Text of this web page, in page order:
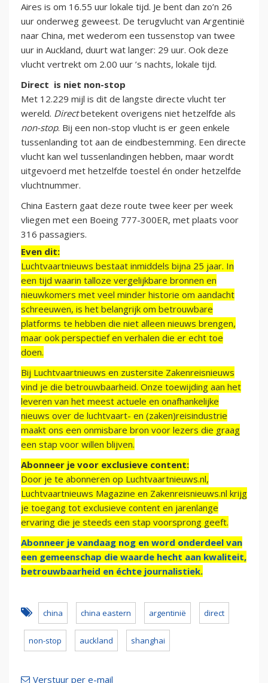
Aires is om 16.55 uur lokale tijd. Je bent dan zo’n 26
uur onderweg geweest. De terugvlucht van Argentinië
naar China, met wederom een tussenstop van twee
uur in Auckland, duurt wat langer: 29 uur. Ook deze
vlucht vertrekt om 2.00 uur ’s nachts, lokale tijd.
Direct is niet non-stop
Met 12.229 mijl is dit de langste directe vlucht ter
wereld. Directbetekent overigens niet hetzelfde als
non-stop. Bij een non-stop vlucht is er geen enkele
tussenlanding tot aan de eindbestemming. Een directe
vlucht kan wel tussenlandingen hebben, maar wordt
uitgevoerd met hetzelfde toestel én onder hetzelfde
vluchtnummer.
China Eastern gaat deze route twee keer per week
vliegen met een Boeing 777-300ER, met plaats voor
316 passagiers.
Even dit:
Luchtvaartnieuws bestaat inmiddels bijna 25 jaar. In
een tijd waarin talloze vergelijkbare bronnen en
nieuwkomers met veel minder historie om aandacht
schreeuwen, is het belangrijk om betrouwbare
platforms te hebben die niet alleen nieuws brengen,
maar ook perspectief en verhalen die er echt toe
doen.
Bij Luchtvaartnieuws en zustersite Zakenreisnieuws
vind je die betrouwbaarheid. Onze toewijding aan het
leveren van het meest actuele en onafhankelijke
nieuws over de luchtvaart- en (zaken)reisindustrie
maakt ons een onmisbare bron voor lezers die graag
een stap voor willen blijven.
Abonneer je voor exclusieve content:
Door je te abonneren op Luchtvaartnieuws.nl,
Luchtvaartnieuws Magazine en Zakenreisnieuws.nl krijg
je toegang tot exclusieve content en jarenlange
ervaring die je steeds een stap voorsprong geeft.
Abonneer je vandaag nog en word onderdeel van
een gemeenschap die waarde hecht aan kwaliteit,
betrouwbaarheid en échte journalistiek.
china china eastern argentinië direct
non-stop auckland shanghai
Verstuur per e-mail